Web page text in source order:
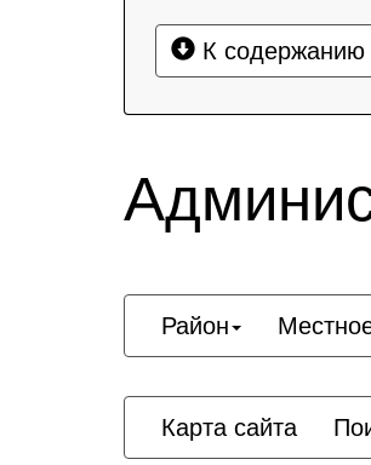
К содержанию
Район
Карта сайта